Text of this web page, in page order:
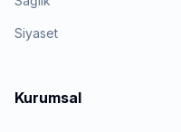
Siyaset
Kurumsal